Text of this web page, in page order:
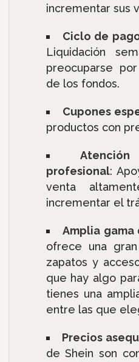
incrementar sus
Ciclo de
Liquidación
preocuparse
de los fondos.
Cupones
productos con
Atención
profesional:
venta
incrementar el
Amplia
ofrece una
zapatos y
que hay algo
tienes una
entre las que
Precios
de Shein son